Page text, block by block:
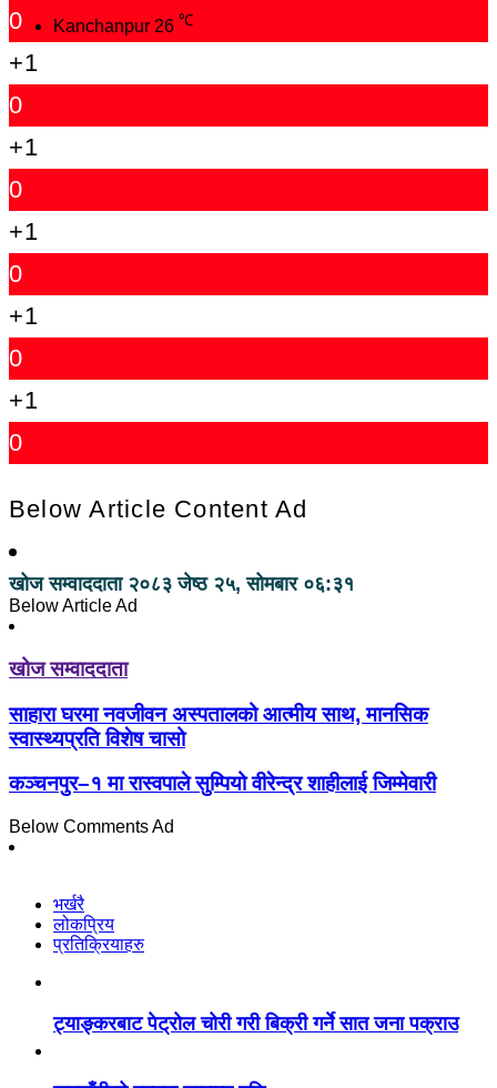
Kanchanpur 26 ℃
0
+1
0
+1
0
+1
0
+1
0
+1
0
Below Article Content Ad
खोज सम्वाददाता २०८३ जेष्ठ २५, सोमबार ०६:३१
Below Article Ad
खोज सम्वाददाता
साहारा घरमा नवजीवन अस्पतालको आत्मीय साथ, मानसिक
स्वास्थ्यप्रति विशेष चासो
कञ्चनपुर–१ मा रास्वपाले सुम्पियो वीरेन्द्र शाहीलाई जिम्मेवारी
Below Comments Ad
भर्खरै
लोकप्रिय
प्रतिक्रियाहरु
ट्याङ्करबाट पेट्रोल चोरी गरी बिक्री गर्ने सात जना पक्राउ